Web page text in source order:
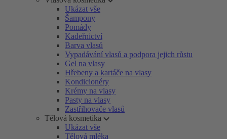
Ukázat vše
Šampony
Pomády
Kadeřnictví
Barva vlasů
Vypadávání vlasů a podpora jejich růstu
Gel na vlasy
Hřebeny a kartáče na vlasy
Kondicionéry
Krémy na vlasy
Pasty na vlasy
Zastřihovače vlasů
Tělová kosmetika
Ukázat vše
Tělová mléka